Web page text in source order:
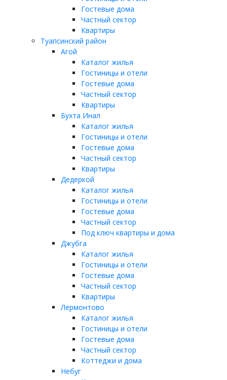
Гостевые дома
Частный сектор
Квартиры
Туапсинский район
Агой
Каталог жилья
Гостиницы и отели
Гостевые дома
Частный сектор
Квартиры
Бухта Инал
Каталог жилья
Гостиницы и отели
Гостевые дома
Частный сектор
Квартиры
Дедеркой
Каталог жилья
Гостиницы и отели
Гостевые дома
Частный сектор
Под ключ квартиры и дома
Джубга
Каталог жилья
Гостиницы и отели
Гостевые дома
Частный сектор
Квартиры
Лермонтово
Каталог жилья
Гостиницы и отели
Гостевые дома
Частный сектор
Коттеджи и дома
Небуг